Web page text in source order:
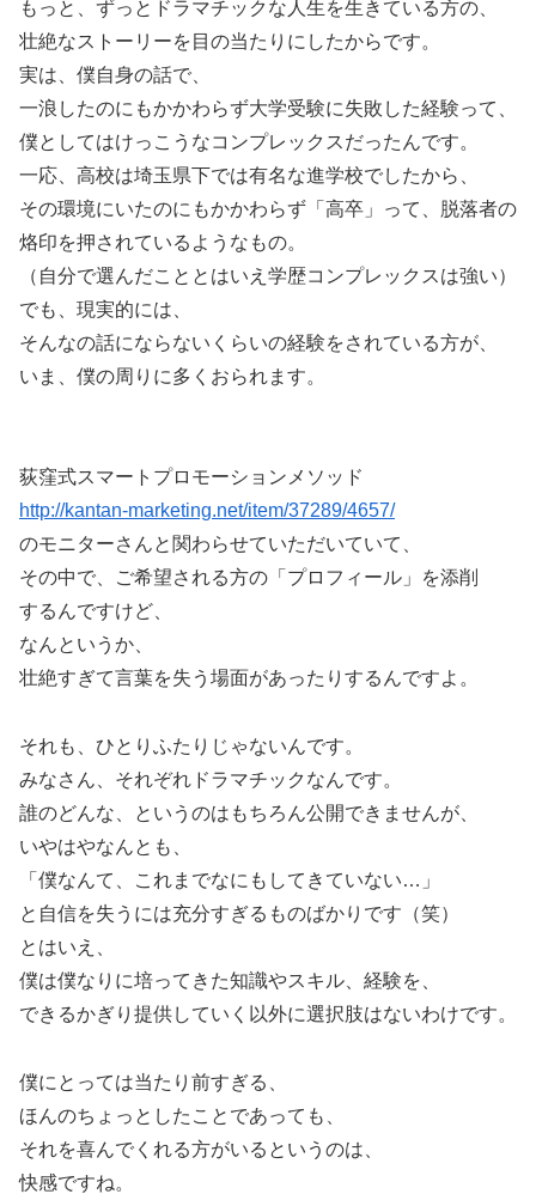
もっと、ずっとドラマチックな人生を生きている方の、
壮絶なストーリーを目の当たりにしたからです。
実は、僕自身の話で、
一浪したのにもかかわらず大学受験に失敗した経験って、
僕としてはけっこうなコンプレックスだったんです。
一応、高校は埼玉県下では有名な進学校でしたから、
その環境にいたのにもかかわらず「高卒」って、脱落者の
烙印を押されているようなもの。
（自分で選んだこととはいえ学歴コンプレックスは強い）
でも、現実的には、
そんなの話にならないくらいの経験をされている方が、
いま、僕の周りに多くおられます。
荻窪式スマートプロモーションメソッド
http://kantan-marketing.net/item/37289/4657/
のモニターさんと関わらせていただいていて、
その中で、ご希望される方の「プロフィール」を添削
するんですけど、
なんというか、
壮絶すぎて言葉を失う場面があったりするんですよ。
それも、ひとりふたりじゃないんです。
みなさん、それぞれドラマチックなんです。
誰のどんな、というのはもちろん公開できませんが、
いやはやなんとも、
「僕なんて、これまでなにもしてきていない…」
と自信を失うには充分すぎるものばかりです（笑）
とはいえ、
僕は僕なりに培ってきた知識やスキル、経験を、
できるかぎり提供していく以外に選択肢はないわけです。
僕にとっては当たり前すぎる、
ほんのちょっとしたことであっても、
それを喜んでくれる方がいるというのは、
快感ですね。